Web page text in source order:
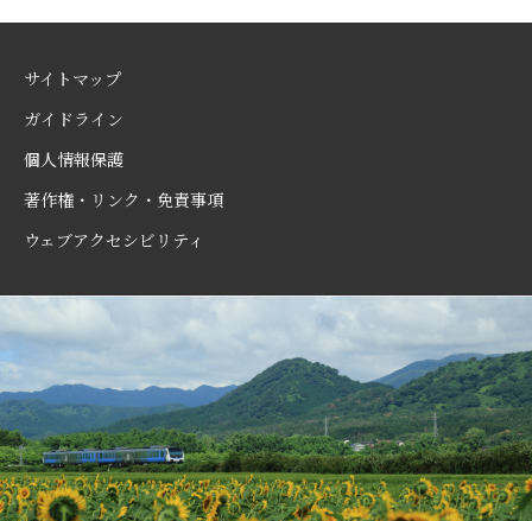
サイトマップ
ガイドライン
個人情報保護
著作権・リンク・免責事項
ウェブアクセシビリティ